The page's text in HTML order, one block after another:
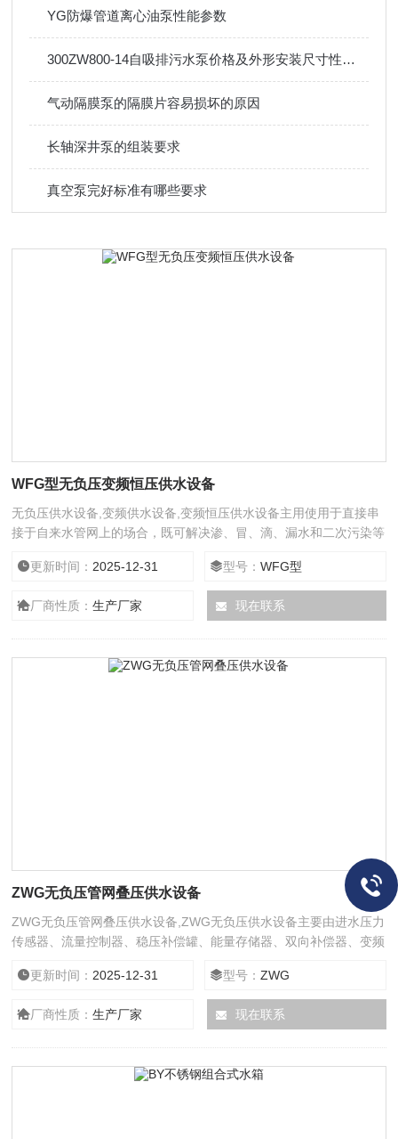
YG防爆管道离心油泵性能参数
300ZW800-14自吸排污水泵价格及外形安装尺寸性能参数曲线图
气动隔膜泵的隔膜片容易损坏的原因
长轴深井泵的组装要求
真空泵完好标准有哪些要求
WFG型无负压变频恒压供水设备
无负压供水设备,变频供水设备,变频恒压供水设备主用使用于直接串
接于自来水管网上的场合，既可解决渗、冒、滴、漏水和二次污染等
其适用于小区居民楼生活用水。
更新时间： 2025-12-31 型号：WFG型
厂商性质：生产厂家 现在联系
ZWG无负压管网叠压供水设备
ZWG无负压管网叠压供水设备,ZWG无负压供水设备主要由进水压力
传感器、流量控制器、稳压补偿罐、能量存储器、双向补偿器、变频
更新时间： 2025-12-31 型号：ZWG
厂商性质：生产厂家 现在联系